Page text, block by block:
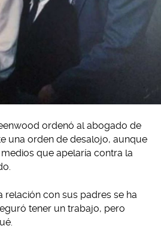
ordenó al abogado de
una orden de desalojo, aunque
que apelaría contra la
relación con sus padres se ha
tener un trabajo, pero